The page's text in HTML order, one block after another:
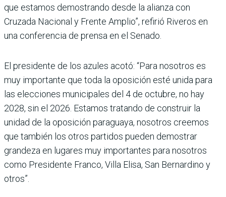
que estamos demostrando desde la alianza con
Cruzada Nacional y Frente Amplio”, refirió Riveros en
una conferencia de prensa en el Senado.
El presidente de los azules acotó: “Para nosotros es
muy importante que toda la oposición esté unida para
las elecciones municipales del 4 de octubre, no hay
2028, sin el 2026. Estamos tratando de construir la
unidad de la oposición paraguaya, nosotros creemos
que también los otros partidos pueden demostrar
grandeza en lugares muy importantes para nosotros
como Presidente Franco, Villa Elisa, San Bernardino y
otros”.